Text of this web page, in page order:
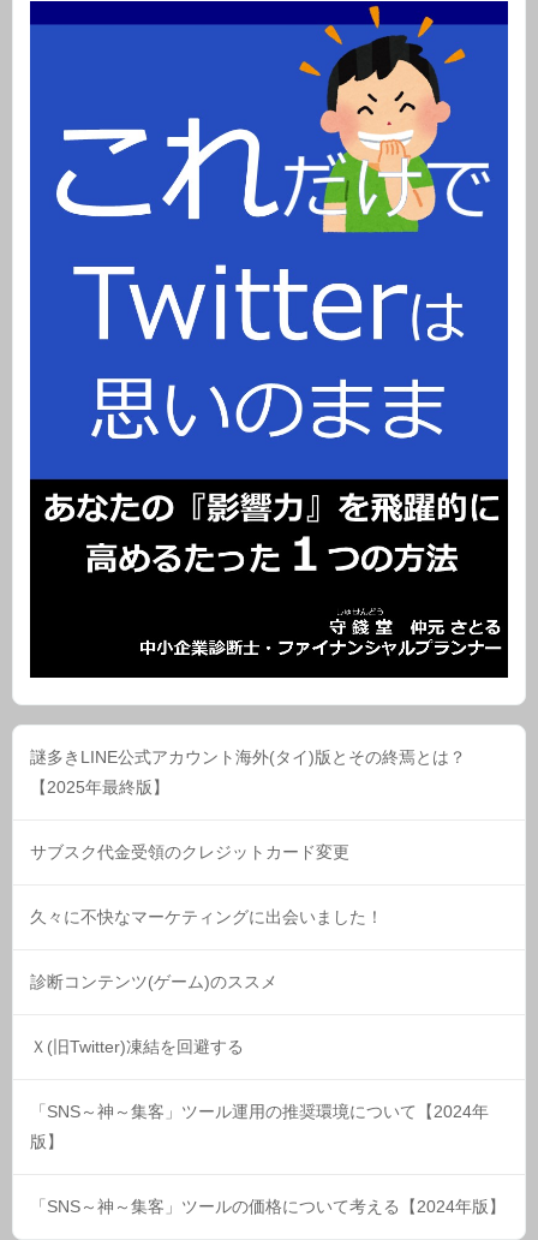
謎多きLINE公式アカウント海外(タイ)版とその終焉とは？
【2025年最終版】
サブスク代金受領のクレジットカード変更
久々に不快なマーケティングに出会いました！
診断コンテンツ(ゲーム)のススメ
Ｘ(旧Twitter)凍結を回避する
「SNS～神～集客」ツール運用の推奨環境について【2024年
版】
「SNS～神～集客」ツールの価格について考える【2024年版】